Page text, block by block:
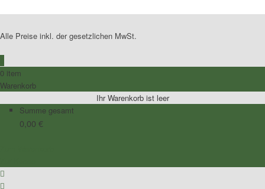
Alle Preise inkl. der gesetzlichen MwSt.
0 item
Warenkorb
Ihr Warenkorb ist leer
Summe gesamt
0,00 €